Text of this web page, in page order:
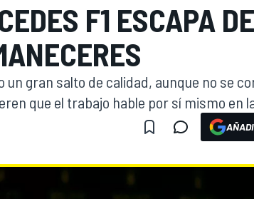
F1 ESCAPA
un gran salto de calidad, aunque no se
que el trabajo hable por sí mismo en la